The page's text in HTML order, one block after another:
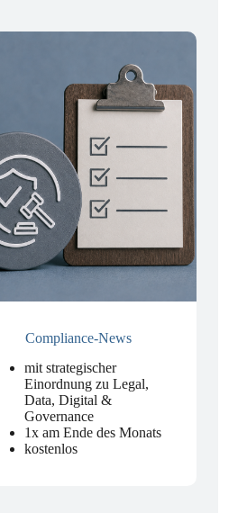
Compliance-News
mit strategischer
Einordnung zu Legal,
Data, Digital &
Governance
1x am Ende des Monats
kostenlos